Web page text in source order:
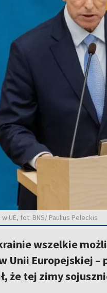
UE, fot. BNS/ Paulius Peleckis
wszelkie
Unii Europejskiej –
że tej zimy